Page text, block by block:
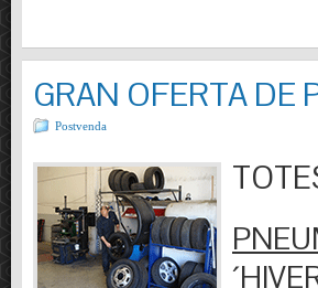
GRAN OFERTA DE
Postvenda